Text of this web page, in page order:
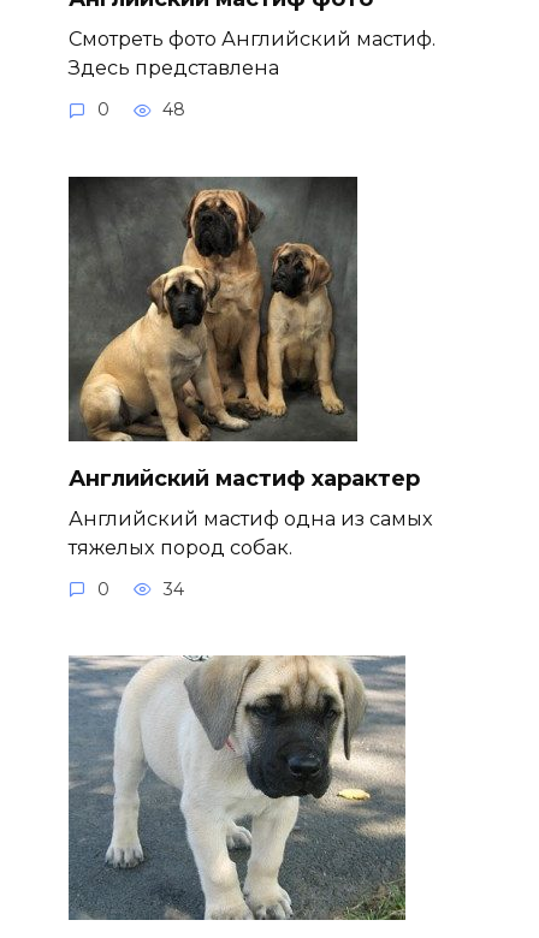
Смотреть фото Английский мастиф.
Здесь представлена
0 48
Английский мастиф характер
Английский мастиф одна из самых
тяжелых пород собак.
0 34